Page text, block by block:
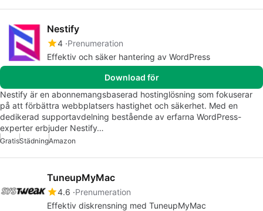
Nestify
4 Prenumeration
Effektiv och säker hantering av WordPress
Download för
Nestify är en abonnemangsbaserad hostinglösning som fokuserar
på att förbättra webbplatsers hastighet och säkerhet. Med en
dedikerad supportavdelning bestående av erfarna WordPress-
experter erbjuder Nestify…
GratisStädningAmazon
TuneupMyMac
4.6 Prenumeration
Effektiv diskrensning med TuneupMyMac